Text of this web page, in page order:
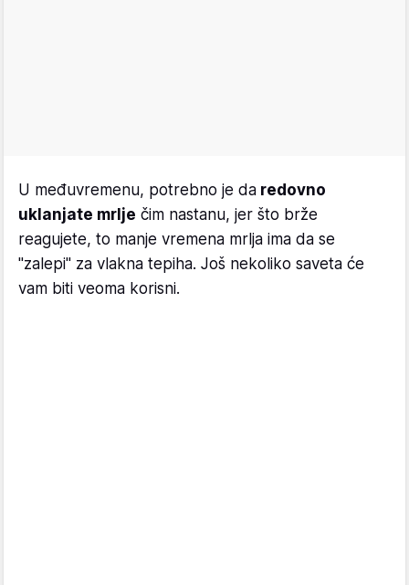
U međuvremenu, potrebno je da redovno
uklanjate mrlje čim nastanu, jer što brže
reagujete, to manje vremena mrlja ima da se
"zalepi" za vlakna tepiha. Još nekoliko saveta će
vam biti veoma korisni.